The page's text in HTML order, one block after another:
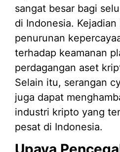
sangat besar bagi
di Indonesia.
penurunan
terhadap keamanan
perdagangan aset
Selain itu, serangan
juga dapat
industri kripto yang
pesat di Indonesia.